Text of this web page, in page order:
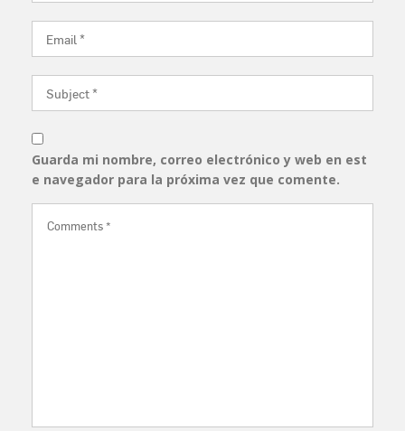
Guarda mi nombre, correo electrónico y web en est
e navegador para la próxima vez que comente.